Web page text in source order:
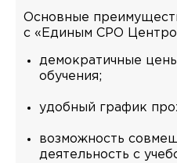
Основные
с «Единым СРО
демократичные
обучения;
удобный график
возможность
деятельность с